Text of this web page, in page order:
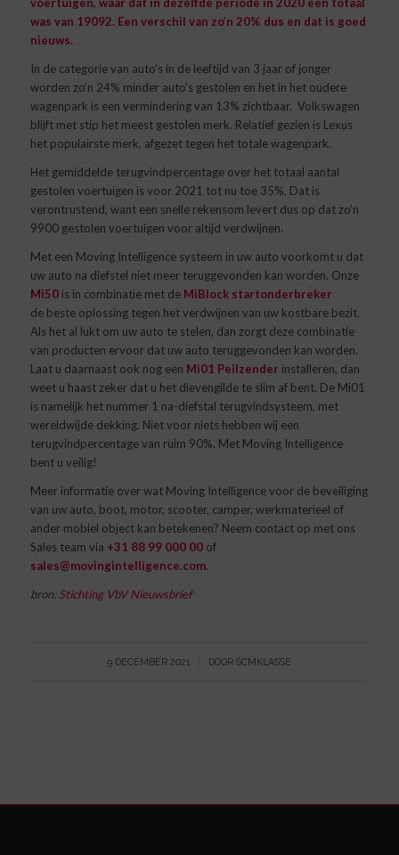
was van 19092. Een verschil van zo’n 20% dus en dat is goed
nieuws.
In de categorie van auto’s in de leeftijd van 3 jaar of jonger
worden zo’n 24% minder auto’s gestolen en het in het oudere
wagenpark is een vermindering van 13% zichtbaar. Volkswagen
blijft met stip het meest gestolen merk. Relatief gezien is Lexus
het populairste merk, afgezet tegen het totale wagenpark.
Het gemiddelde terugvindpercentage over het totaal aantal
gestolen voertuigen is voor 2021 tot nu toe 35%. Dat is
verontrustend, want een snelle rekensom levert dus op dat zo’n
9900 gestolen voertuigen voor altijd verdwijnen.
Met een Moving Intelligence systeem in uw auto voorkomt u dat
uw auto na diefstel niet meer teruggevonden kan worden. Onze
Mi50is in combinatie met de MiBlock startonderbreker
de beste oplossing tegen het verdwijnen van uw kostbare bezit.
Als het al lukt om uw auto te stelen, dan zorgt deze combinatie
van producten ervoor dat uw auto teruggevonden kan worden.
Laat u daarnaast ook nog een Mi01 Peilzender installeren, dan
weet u haast zeker dat u het dievengilde te slim af bent. De Mi01
is namelijk het nummer 1 na-diefstal terugvindsysteem, met
wereldwijde dekking. Niet voor niets hebben wij een
terugvindpercentage van ruim 90%. Met Moving Intelligence
bent u veilig!
Meer informatie over wat Moving Intelligence voor de beveiliging
van uw auto, boot, motor, scooter, camper, werkmaterieel of
ander mobiel object kan betekenen? Neem contact op met ons
Sales team via +31 88 99 000 00of
sales@movingintelligence.com.
bron:Stichting VbV Nieuwsbrief
9 DECEMBER 2021
/ DOORSCMKLASSE